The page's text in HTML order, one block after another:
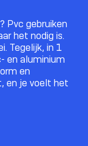
Pvc gebruiken
het nodig is.
Tegelijk, in 1
en aluminium
en
en je voelt het